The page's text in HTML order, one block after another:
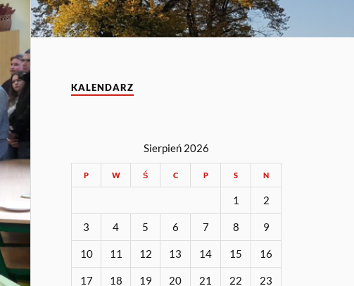
KALENDARZ
Sierpień 2026
P W Ś C P S N
1 2
3 4 5 6 7 8 9
10 11 12 13 14 15 16
17 18 19 20 21 22 23